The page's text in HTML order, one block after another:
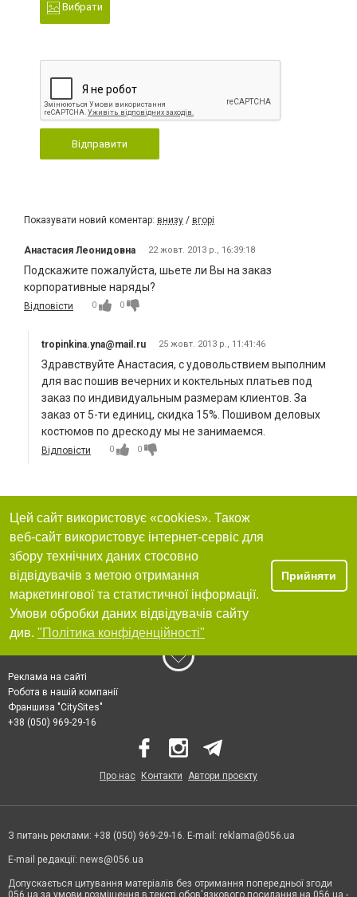
Вибрати
Відправити
Показувати новий коментар: внизу / вгорі
Анастасия Леонидовна 22 жовт. 2013 р., 16:39:18
Подскажите пожалуйста, шьете ли Вы на заказ
корпоративные наряды?
Відповісти 0 0
tropinkina.yna@mail.ru 25 жовт. 2013 р., 11:41:46
Здравствуйте Анастасия, с удовольствием выполним
для вас пошив вечерних и коктельных платьев под
заказ по индивидуальным размерам клиентов. За
заказ от 5-ти единиц, скидка 15%. Пошивом деловых
костюмов по дрескоду мы не занимаемся.
Відповісти 0 0
Цей сайт використовує «cookies». Також
веб-сайт використовує інтернет-сервіс для
збору технічних даних стосовно
відвідувачів з метою отримання
маркетингової та статистичної інформації.
Умови обробки даних відвідувачів сайту
див. "Політика конфіденційності"
Прийняти
Реклама на сайті
Робота в нашій компанії
Франшиза "CitySites"
+38 (050) 969-29-16
Про нас Контакти Автори проєкту
З питань реклами: +38 (050) 969-29-16. E-mail: reklama@056.ua
E-mail редакції: news@056.ua
Допускається цитування матеріалів без отримання попередньої згоди
056.ua за умови розміщення в тексті обов'язкового посилання на 056.ua -